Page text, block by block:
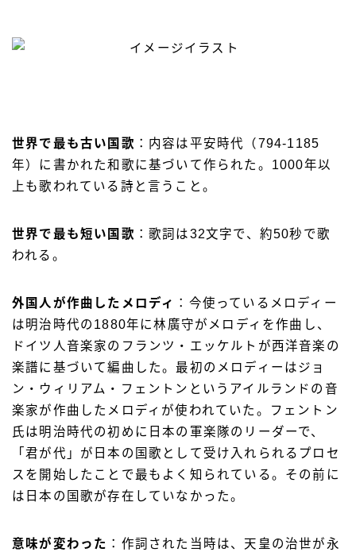
世界で最も古い国歌 ：内容は平安時代（794-1185
年）に書かれた和歌に基づいて作られた。1000年以
上も歌われている詩と言うこと。
世界で最も短い国歌 ：歌詞は32文字で、約50秒で歌
われる。
外国人が作曲したメロディ ：今使っているメロディー
は明治時代の1880年に林廣守がメロディを作曲し、
ドイツ人音楽家のフランツ・エッケルトが西洋音楽の
楽譜に基づいて編曲した。最初のメロディーはジョ
ン・ウィリアム・フェントンというアイルランドの音
楽家が作曲したメロディが使われていた。フェントン
氏は明治時代の初めに日本の軍楽隊のリーダーで、
「君が代」が日本の国歌として受け入れられるプロセ
スを開始したことで最もよく知られている。その前に
は日本の国歌が存在していなかった。
意味が変わった ：作詞された当時は、天皇の治世が永